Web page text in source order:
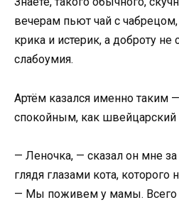
вечерам пьют чай с
крика и истерик, а доброту
слабоумия.
Артём казался именно таким
спокойным, как швейцарский
— Леночка, — сказал он мне
глядя глазами кота,
— Мы поживем у мамы. Всего